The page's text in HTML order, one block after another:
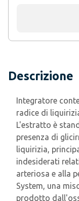
Descrizione
Integratore
radice di
L'estratto è
presenza di
liquirizia,
indesiderati
arteriosa e alla
System, una
prodotto